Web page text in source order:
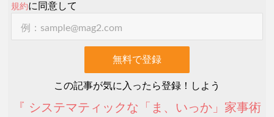
規約に同意して
この記事が気に入ったら登録！しよう
『 システマティックな「ま、いっか」家事術